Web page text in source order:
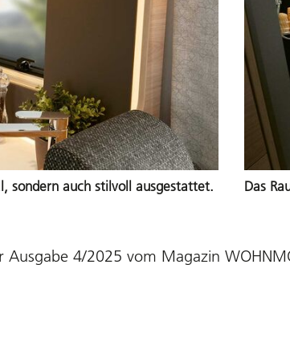
sondern auch stilvoll ausgestattet. Das
Ausgabe 4/2025 vom Magazin